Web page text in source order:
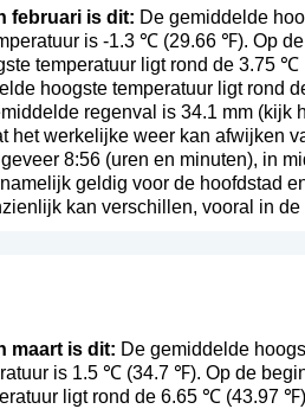
februari is dit: De gemiddelde
is -1.3 ℃ (29.66 ℉). Op
temperatuur ligt rond de 3.75
hoogste temperatuur ligt rond
regenval is 34.1 mm (kijk
het werkelijke weer kan afwijken
8:56 (uren en minuten), in
geldig voor de hoofdstad
kan verschillen, vooral in de
maart is dit: De gemiddelde
is 1.5 ℃ (34.7 ℉). Op de
ligt rond de 6.65 ℃ (43.97